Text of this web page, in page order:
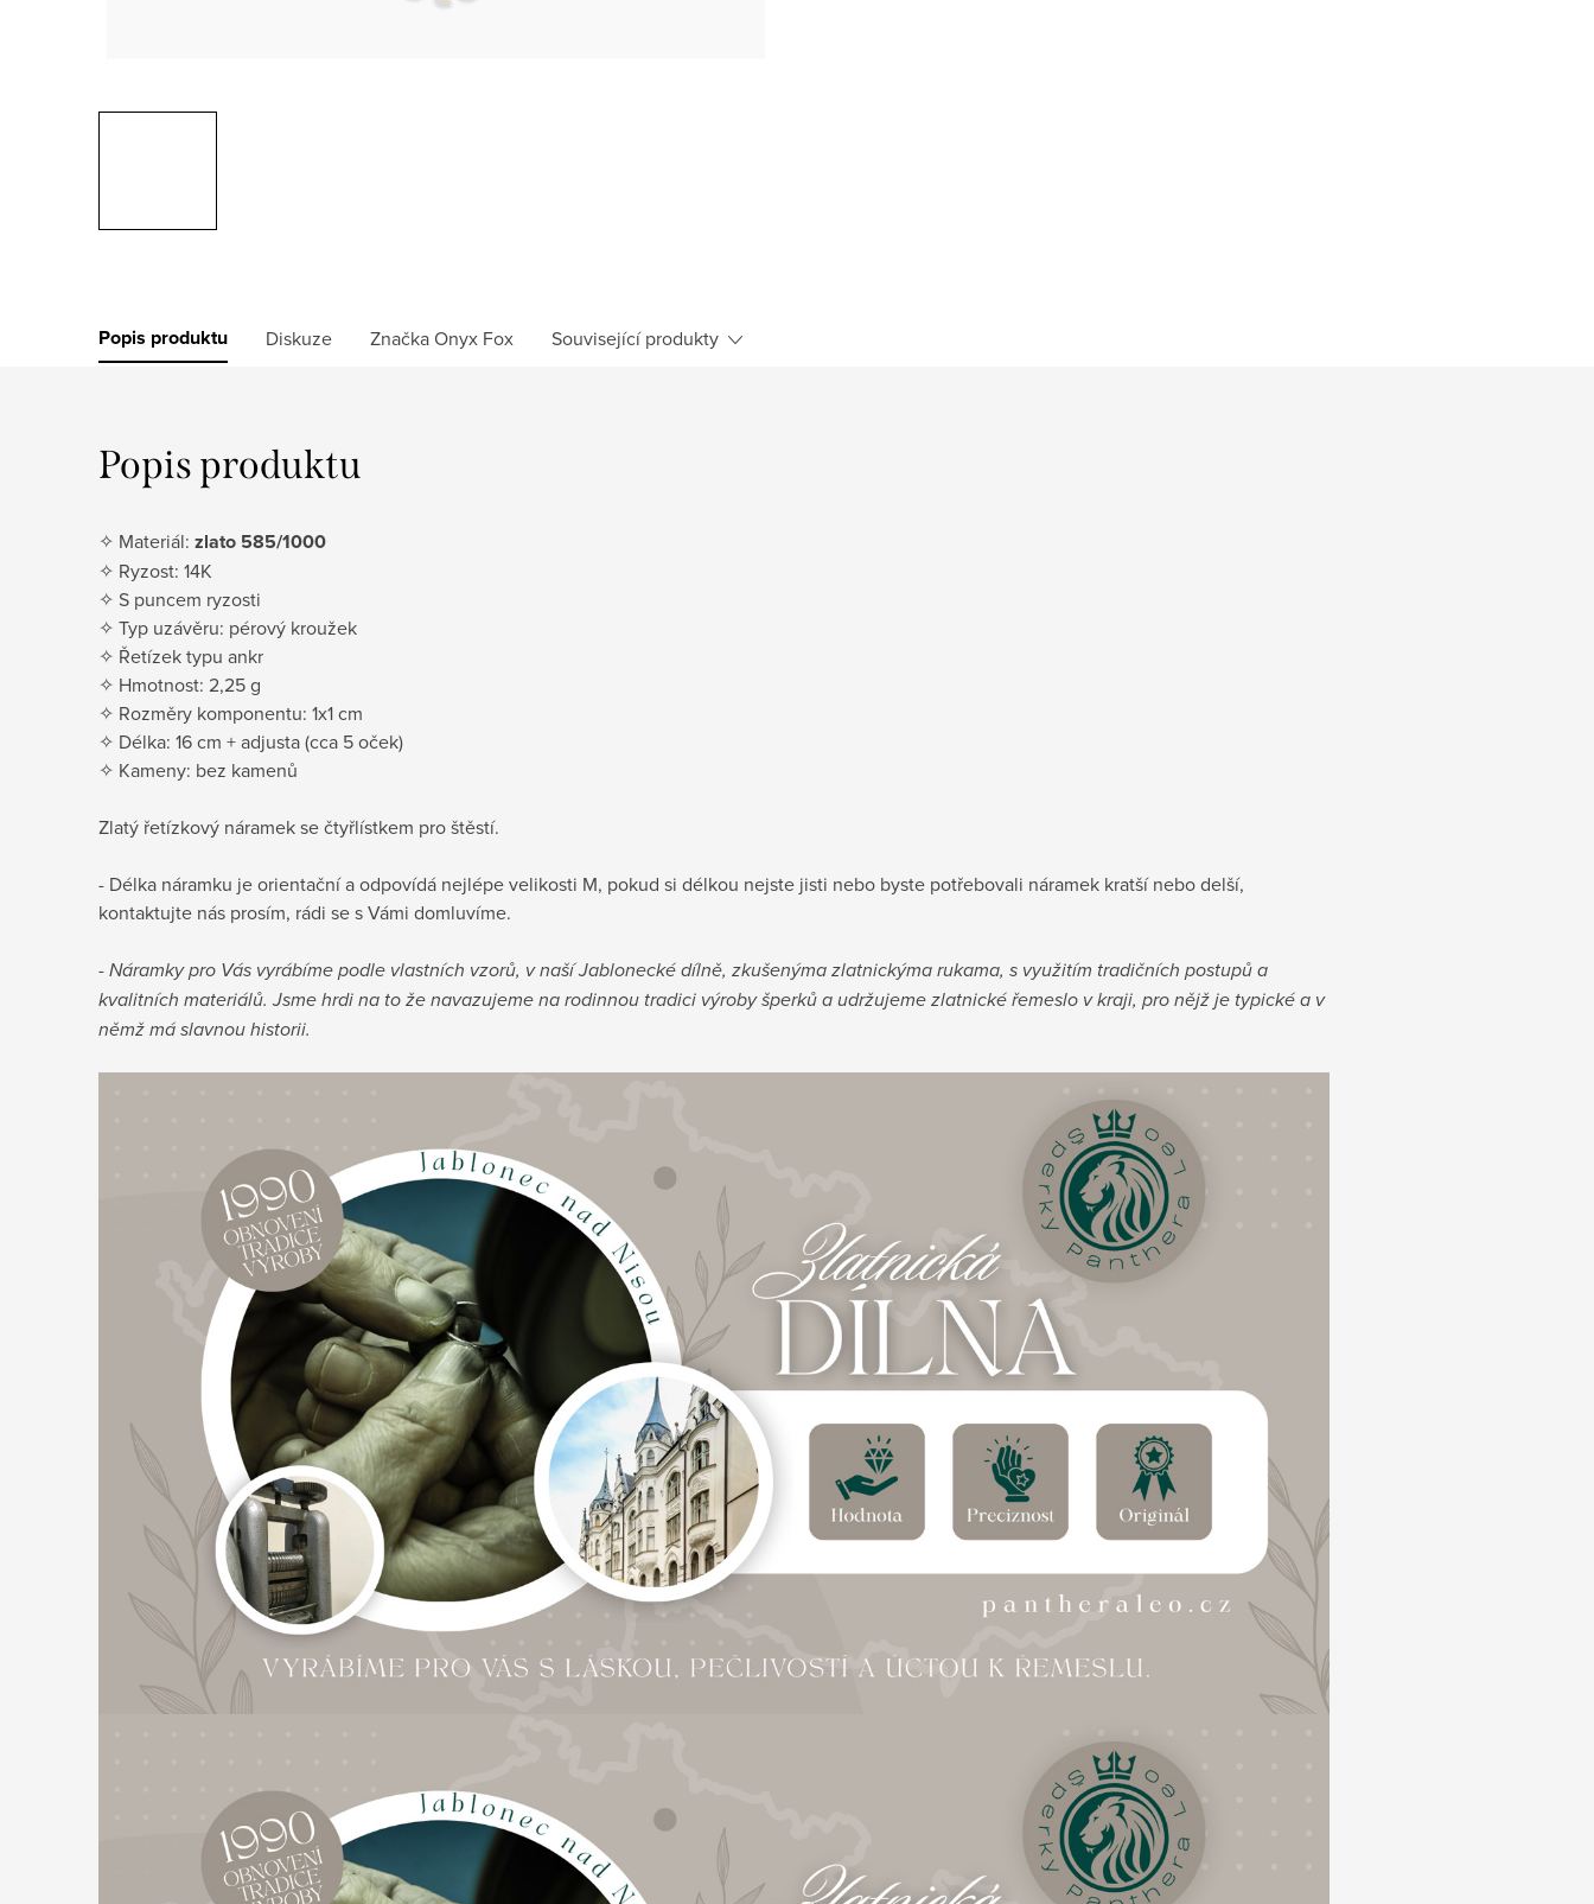
Popis produktu Diskuze ZnačkaOnyx Fox Související produkty
Popis produktu
✧ Materiál: zlato 585/1000
✧ Ryzost: 14K
✧ S puncem ryzosti
✧ Typ uzávěru: pérový kroužek
✧ Řetízek typu ankr
✧ Hmotnost: 2,25 g
✧ Rozměry komponentu: 1x1 cm
✧ Délka: 16 cm + adjusta (cca 5 oček)
✧ Kameny: bez kamenů
Zlatý řetízkový náramek se čtyřlístkem pro štěstí.
- Délka náramku je orientační a odpovídá nejlépe velikosti M, pokud si délkou nejste jisti nebo byste potřebovali náramek kratší nebo delší,
kontaktujte nás prosím, rádi se s Vámi domluvíme.
-Náramky pro Vás vyrábíme podle vlastních vzorů, v naší Jablonecké dílně, zkušenýma zlatnickýma rukama, s využitím tradičních postupů a
kvalitních materiálů. Jsme hrdi na to že navazujeme na rodinnou tradici výroby šperků a udržujeme zlatnické řemeslo v kraji, pro nějž je typické a v
němž má slavnou historii.